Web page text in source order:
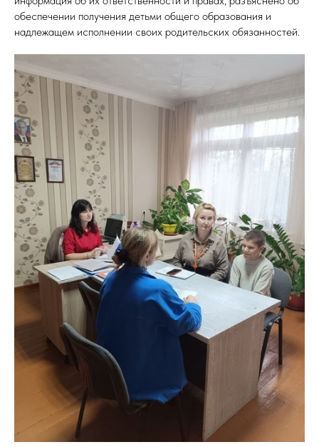
обеспечении получения детьми общего образования и
надлежащем исполнении своих родительских обязанностей.